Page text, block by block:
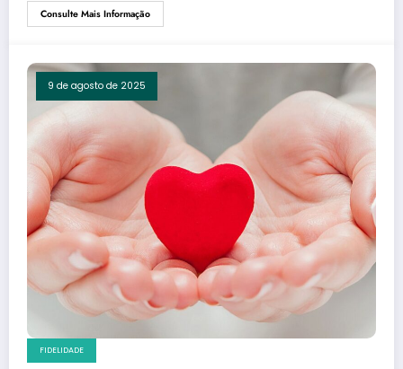
Consulte Mais Informação
9 de agosto de 2025
FIDELIDADE